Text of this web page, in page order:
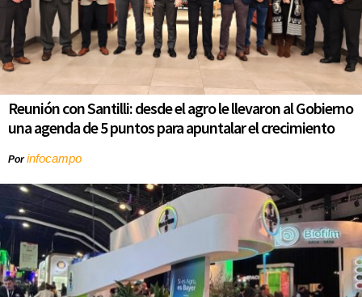
Reunión con Santilli: desde el agro le llevaron al Gobierno
una agenda de 5 puntos para apuntalar el crecimiento
Porinfocampo